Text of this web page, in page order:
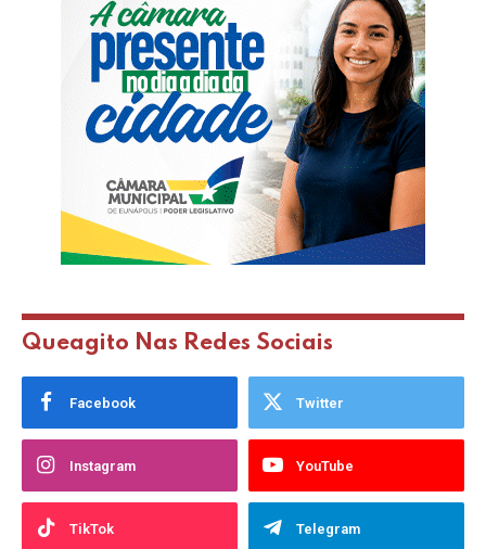
Queagito Nas Redes Sociais
Facebook Twitter
Instagram YouTube
TikTok Telegram